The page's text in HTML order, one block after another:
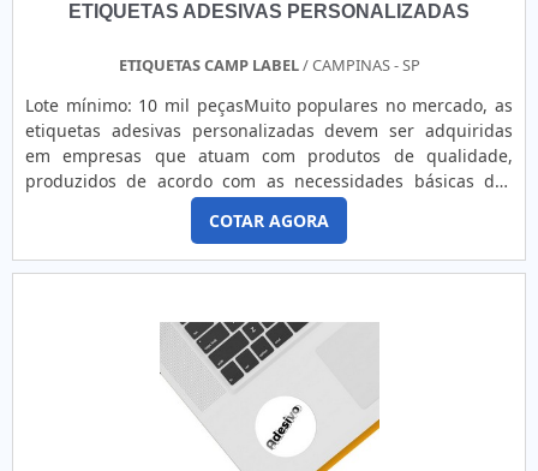
tecnicamente para melhor atender os clientes;Profissionais
alta qualidade;Escritório de alta qualidade onde são
de última geração.MELHORES DETALHES SOBRE A
ETIQUETAS ÂNCORAApenas na Etiquetas âncora existem as
melhores variedades no segmento quando o assunto for
etiquetas para camisetas. São opções variadas que a
empresa oferece, como fitas personalizadas e etiquetas
adesivas. Tem rótulo de profissionais com vasta experiência
na área de atuação e equipamentos de última geração,
escritório de alta qualidade onde são realizadas as
atividades. Todos esses fatores, agregados a uma equipe
comprometida com os serviços e altamente qualificada,
garantem uma entrega de excelência de ponta a ponta
ETIQUETAS ADESIVAS PERSONALIZADAS
ETIQUETAS CAMP LABEL/ CAMPINAS - SP
Lote mínimo: 10 mil peçasMuito populares no mercado, as
etiquetas adesivas personalizadas devem ser adquiridas
em empresas que atuam com produtos de qualidade,
produzidos de acordo com as necessidades básicas dos
clientes e com garantia de resistência e durabilidade.
Nesse cenário, é possível imprimir no acessório as
seguintes informações: Lote; Preço; Data de validade;
Código de barras; Especificações do produto; Informações
DETALHES SOBRE A AQUISIÇÃO DO PRODUTONão limitando
sua atuação ao setor alimentício, as etiquetas adesivas
podem atuar como selos de embalagens, rótulos, bem como
auxiliando na organização e logística da comercialização
dos produtos. Devido a isso, elas são produzidas sob
encomenda, podendo apresentar cortes, formatos e
COTAR AGORA